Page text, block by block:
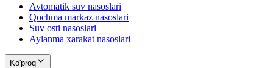
Avtomatik suv nasoslari
Qochma markaz nasoslari
Suv osti nasoslari
Aylanma xarakat nasoslari
Ko'proq